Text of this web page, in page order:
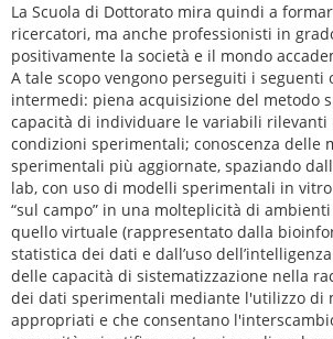
La Scuola di Dottorato mira quindi a
ricercatori, ma anche professionisti in
positivamente la società e il mondo
A tale scopo vengono perseguiti i
intermedi: piena acquisizione del metodo
capacità di individuare le variabili rilevanti
condizioni sperimentali; conoscenza delle
sperimentali più aggiornate, spaziando
lab, con uso di modelli sperimentali in
“sul campo” in una molteplicità di
quello virtuale (rappresentato dalla
statistica dei dati e dall’uso
delle capacità di sistematizzazione nella
dei dati sperimentali mediante l'utilizzo di
appropriati e che consentano